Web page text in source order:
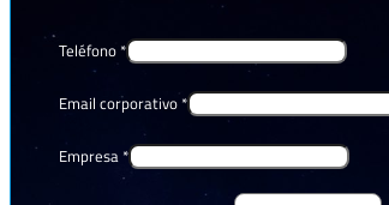
Teléfono *
Email corporativo *
Empresa *